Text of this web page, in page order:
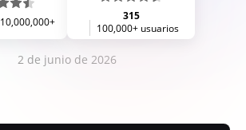
10,000,000+
315
100,000+ usuarios
2 de junio de 2026